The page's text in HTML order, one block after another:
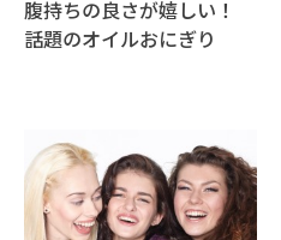
腹持ちの良さが嬉しい！
話題のオイルおにぎり